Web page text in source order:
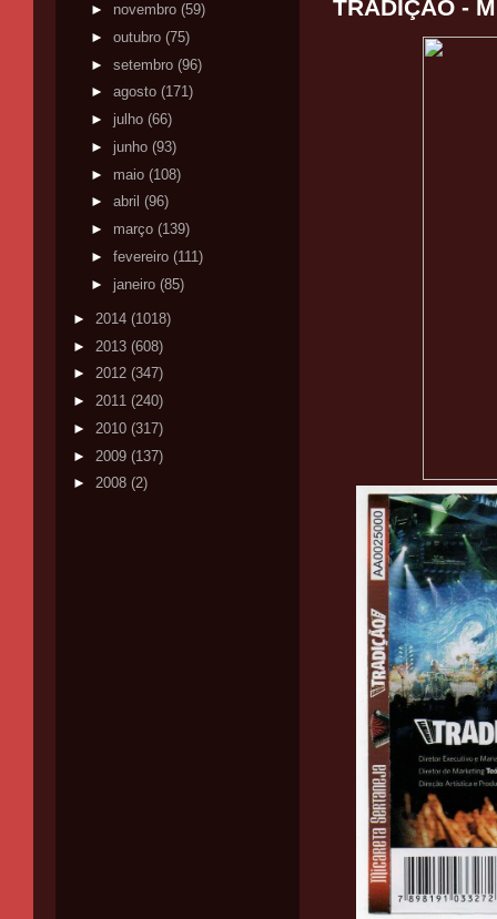
TRADIÇÃO -
► novembro (59)
► outubro (75)
► setembro (96)
► agosto (171)
► julho (66)
► junho (93)
► maio (108)
► abril (96)
► março (139)
► fevereiro (111)
► janeiro (85)
► 2014 (1018)
► 2013 (608)
► 2012 (347)
► 2011 (240)
► 2010 (317)
► 2009 (137)
► 2008 (2)